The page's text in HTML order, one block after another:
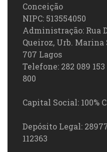
Conceição
NIPC: 513554050
Administração: Rua
Queiroz, Urb. Marina
707 Lagos
Telefone: 282 089
800
Capital Social: 100%
Depósito Legal:
112363